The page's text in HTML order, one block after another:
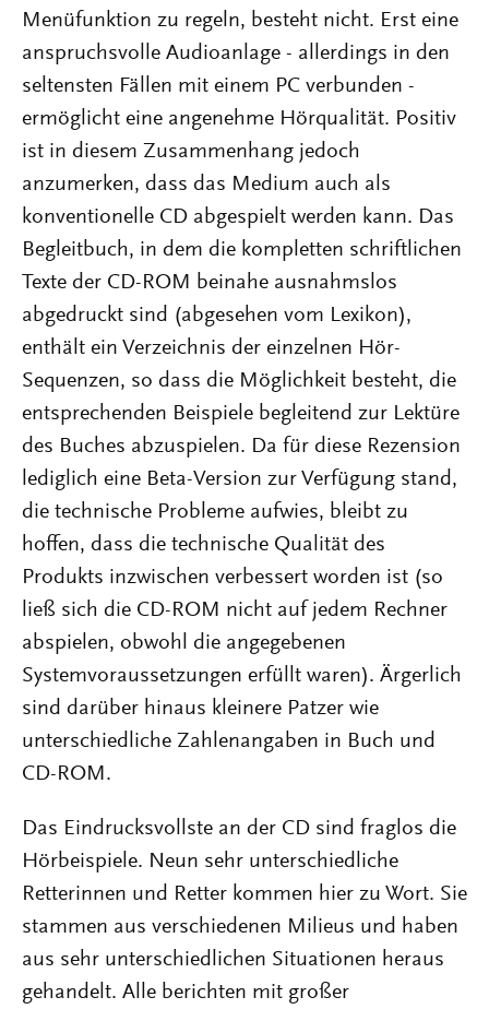
Menüfunktion zu regeln, besteht nicht. Erst eine
anspruchsvolle Audioanlage - allerdings in den
seltensten Fällen mit einem PC verbunden -
ermöglicht eine angenehme Hörqualität. Positiv
ist in diesem Zusammenhang jedoch
anzumerken, dass das Medium auch als
konventionelle CD abgespielt werden kann. Das
Begleitbuch, in dem die kompletten schriftlichen
Texte der CD-ROM beinahe ausnahmslos
abgedruckt sind (abgesehen vom Lexikon),
enthält ein Verzeichnis der einzelnen Hör-
Sequenzen, so dass die Möglichkeit besteht, die
entsprechenden Beispiele begleitend zur Lektüre
des Buches abzuspielen. Da für diese Rezension
lediglich eine Beta-Version zur Verfügung stand,
die technische Probleme aufwies, bleibt zu
hoffen, dass die technische Qualität des
Produkts inzwischen verbessert worden ist (so
ließ sich die CD-ROM nicht auf jedem Rechner
abspielen, obwohl die angegebenen
Systemvoraussetzungen erfüllt waren). Ärgerlich
sind darüber hinaus kleinere Patzer wie
unterschiedliche Zahlenangaben in Buch und
CD-ROM.
Das Eindrucksvollste an der CD sind fraglos die
Hörbeispiele. Neun sehr unterschiedliche
Retterinnen und Retter kommen hier zu Wort. Sie
stammen aus verschiedenen Milieus und haben
aus sehr unterschiedlichen Situationen heraus
gehandelt. Alle berichten mit großer